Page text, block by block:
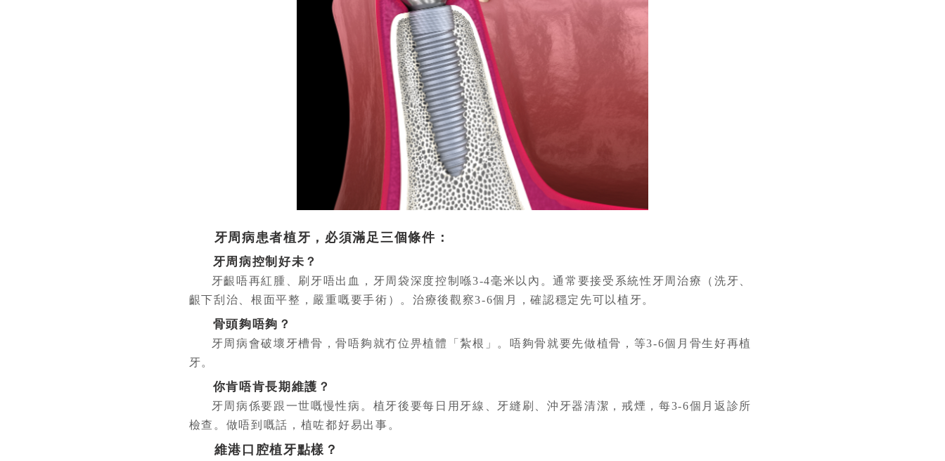
牙周病患者植牙，必須滿足三個條件：
牙周病控制好未？
牙齦唔再紅腫、刷牙唔出血，牙周袋深度控制喺3-4毫米以內。通常要接受系統性牙周治療（洗牙、
齦下刮治、根面平整，嚴重嘅要手術）。治療後觀察3-6個月，確認穩定先可以植牙。
骨頭夠唔夠？
牙周病會破壞牙槽骨，骨唔夠就冇位畀植體「紮根」。唔夠骨就要先做植骨，等3-6個月骨生好再植
牙。
你肯唔肯長期維護？
牙周病係要跟一世嘅慢性病。植牙後要每日用牙線、牙縫刷、沖牙器清潔，戒煙，每3-6個月返診所
檢查。做唔到嘅話，植咗都好易出事。
維港口腔植牙點樣？